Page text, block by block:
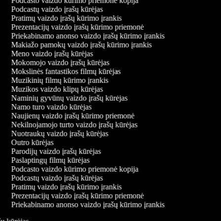
Podcastų vaizdo įrašų kūrėjas
Pratimų vaizdo įrašų kūrimo įrankis
Prezentacijų vaizdo įrašų kūrimo priemonė
Priekabinamo anonso vaizdo įrašų kūrimo įrankis
Makiažo pamokų vaizdo įrašų kūrimo įrankis
Meno vaizdo įrašų kūrėjas
Mokomojo vaizdo įrašų kūrėjas
Mokslinės fantastikos filmų kūrėjas
Muzikinių filmų kūrimo įrankis
Muzikos vaizdo klipų kūrėjas
Naminių gyvūnų vaizdo įrašų kūrėjas
Namo turo vaizdo kūrėjas
Naujienų vaizdo įrašų kūrimo priemonė
Nekilnojamojo turto vaizdo įrašų kūrėjas
Nuotraukų vaizdo įrašų kūrėjas
Outro kūrėjas
Parodijų vaizdo įrašų kūrėjas
Paslaptingų filmų kūrėjas
Podcasto vaizdo kūrimo priemonė kopija
Podcastų vaizdo įrašų kūrėjas
Pratimų vaizdo įrašų kūrimo įrankis
Prezentacijų vaizdo įrašų kūrimo priemonė
Priekabinamo anonso vaizdo įrašų kūrimo įrankis